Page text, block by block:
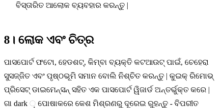
ବିସ୍ତାରିତ ଆଲୋକ ବ୍ୟବହାର କରନ୍ତୁ |
8। ଲୋକ ଏବଂ ଚିତ୍ର
ପାସପୋର୍ଟ ଫଟୋ, ହେଡଶଟ୍, କିମ୍ବା ବ୍ୟକ୍ତି କଟଆଉଟ୍ ପାଇଁ, ଚେହେରା
ସୁସଜ୍ଜିତ ଏବଂ ପୃଷ୍ଠଭୂମି ସମାନ ବୋଲି ନିଶ୍ଚିତ କରନ୍ତୁ | କୁଇକ୍ ରିମୋଭ୍
ପ୍ରିସେଟ୍ ଡାଇମେନ୍ସନ୍ ସହିତ ଏକ ପାସପୋର୍ଟ ୱିଜାର୍ଡ ଅନ୍ତର୍ଭୁକ୍ତ କରେ |
ଗା dark ଼ ପୋଷାକରେ କେଶ ମିଶ୍ରଣରୁ ଦୂରେଇ ରୁହନ୍ତୁ - ବିପରୀତ